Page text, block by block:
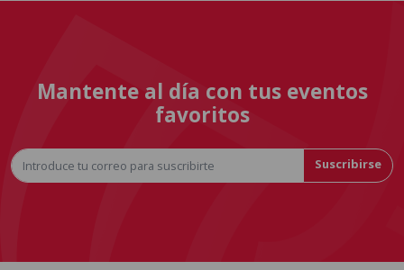
Mantente al día con tus eventos
favoritos
Suscribirse